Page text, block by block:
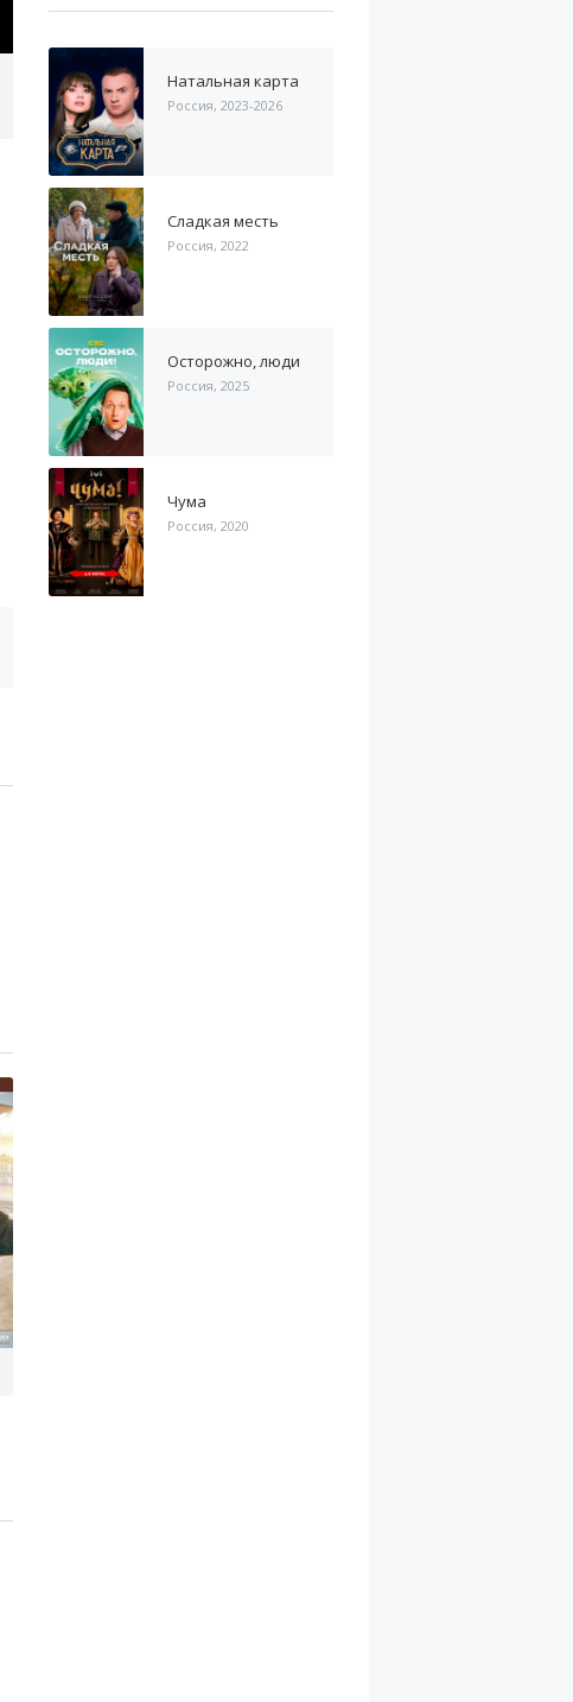
Натальная карта
Россия, 2023-2026
Сладкая месть
Россия, 2022
Осторожно, люди
Россия, 2025
Чума
Россия, 2020